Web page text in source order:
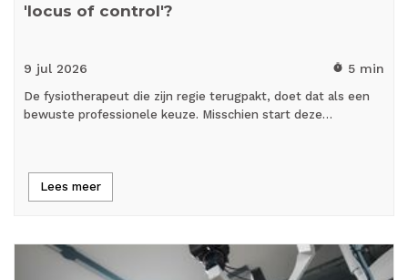
'locus of control'?
9 jul 2026 timer 5 min
De fysiotherapeut die zijn regie terugpakt, doet dat als een
bewuste professionele keuze. Misschien start deze…
Lees meer